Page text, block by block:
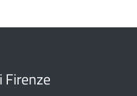
Firenze